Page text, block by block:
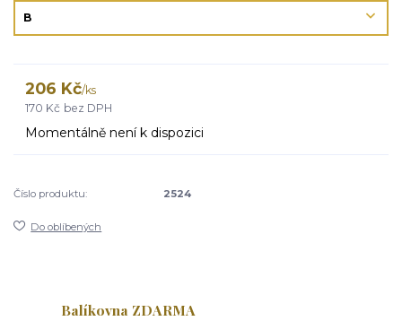
206 Kč/ks
170 Kč bez DPH
Momentálně není k dispozici
Číslo produktu: 2524
Do oblíbených
Balíkovna ZDARMA